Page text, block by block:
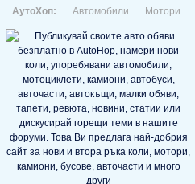
АутоХоп: Автомобили Мотори